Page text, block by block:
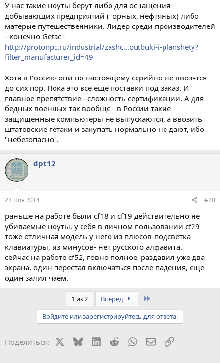
У нас такие ноуты берут либо для оснащения
добывающих предприятий (горных, нефтяных) либо
матерые путешественники. Лидер среди производителей
- конечно Getac -
http://protonpc.ru/industrial/zashc...outbuki-i-planshety?
filter_manufacturer_id=49
Хотя в Россию они по настоящему серийно не ввозятся
до сих пор. Пока это все еще поставки под заказ. И
главное препятствие - сложность сертификации. А для
бедных военных так вообще - в России такие
защищенные компьютеры не выпускаются, а ввозить
штатовские гетаки и закупать нормально не дают, ибо
"небезопасно".
dpt12
23 Ноя 2014 #20
раньше на работе были cf18 и cf19 действительно не
убиваемые ноуты. у себя в личном пользовании cf29
тоже отличная модель у него из плюсов-подсветка
клавиатуры, из минусов- нет русского алфавита.
сейчас на работе cf52, говно полное, раздавил уже два
экрана, один перестал включаться после падения, ещё
один залил чаем.
1 из 2 Вперёд
Войдите или зарегистрируйтесь для ответа.
Поделиться: BlueskyLinkedIn
RedditWhatsAppЭлектронная
Ссылка